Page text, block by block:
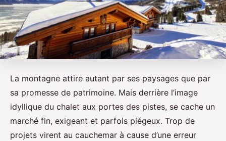
La montagne attire autant par ses paysages que par
sa promesse de patrimoine. Mais derrière l’image
idyllique du chalet aux portes des pistes, se cache un
marché fin, exigeant et parfois piégeux. Trop de
projets virent au cauchemar à cause d’une erreur